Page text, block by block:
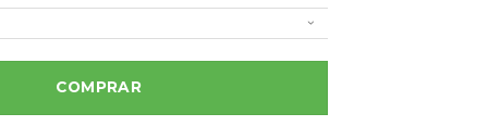
COMPRAR